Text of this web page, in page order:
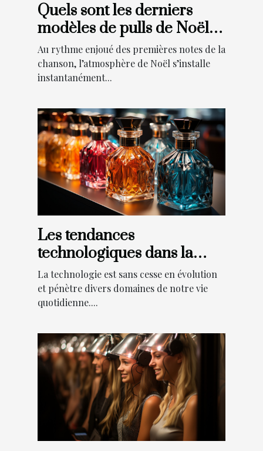
Quels sont les derniers
modèles de pulls de Noël
tendance cette année ?
Au rythme enjoué des premières notes de la
chanson, l’atmosphère de Noël s’installe
instantanément...
Les tendances
technologiques dans la
personnalisation des
flacons de parfum
La technologie est sans cesse en évolution
et pénètre divers domaines de notre vie
quotidienne....